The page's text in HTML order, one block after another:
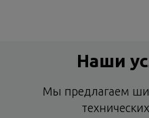
Наши
Мы предлагаем